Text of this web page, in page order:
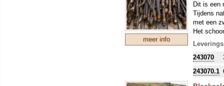
meer info
Dit is een
Tijdens
met een
Het
vroeger
De
243070
243070.1